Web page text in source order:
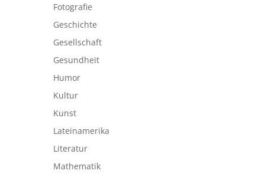
Fotografie
Geschichte
Gesellschaft
Gesundheit
Humor
Kultur
Kunst
Lateinamerika
Literatur
Mathematik